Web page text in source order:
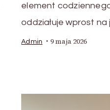
element
oddziałuje wprost
Admin 9 maja 2026